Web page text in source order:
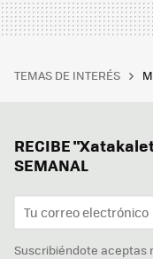
TEMAS DE INTERÉS
RECIBE
SEMANAL
Suscribiéndote aceptas